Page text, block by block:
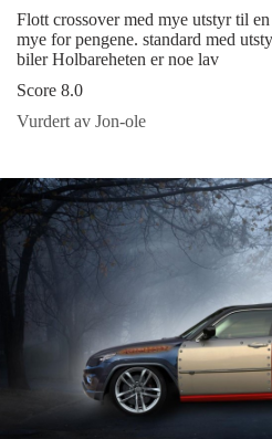
Flott crossover med mye utstyr til
mye for pengene. standard med
biler Holbareheten er noe lav
Score 8.0
Vurdert av Jon-ole